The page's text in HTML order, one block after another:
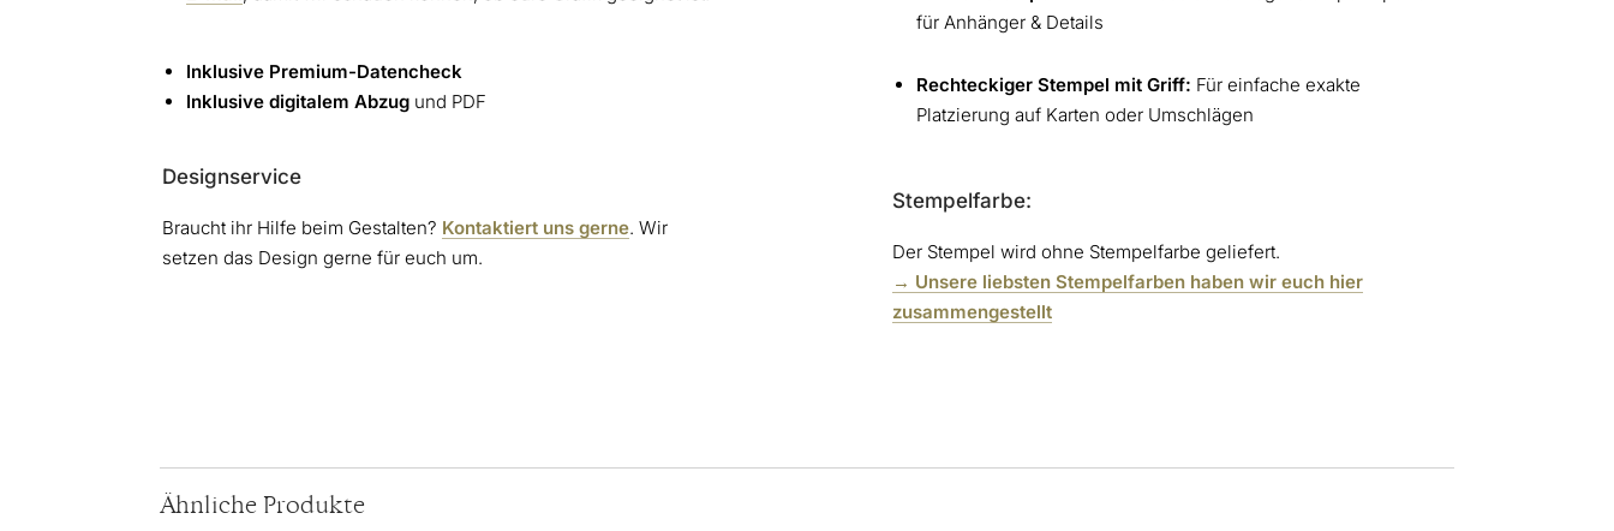
Inklusive Premium-Datencheck
Inklusive digitalem Abzug und PDF
Designservice
Braucht ihr Hilfe beim Gestalten? Kontaktiert uns gerne. Wir
setzen das Design gerne für euch um.
für Anhänger & Details
Rechteckiger Stempel mit Griff: Für einfache exakte
Platzierung auf Karten oder Umschlägen
Stempelfarbe:
Der Stempel wird ohne Stempelfarbe geliefert.
→ Unsere liebsten Stempelfarben haben wir euch hier
zusammengestellt
Ähnliche Produkte